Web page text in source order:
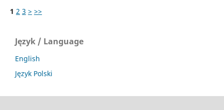
1 2 3 > >>
Język / Language
English
Język Polski